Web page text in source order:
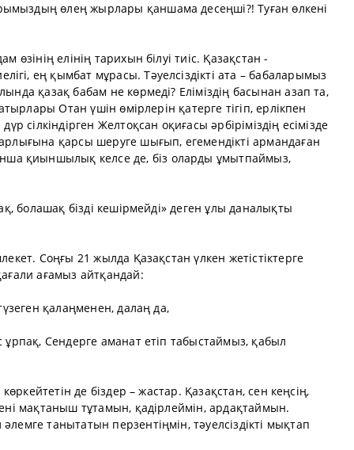
өлең жырлары қаншама десеңші?! Туған өлкені
өзінің елінің тарихын білуі тиіс. Қазақстан -
ең қымбат мұрасы. Тәуелсіздікті ата – бабаларымыз
қазақ бабам не көрмеді? Еліміздің басынан азап та,
Отан үшін өмірлерін қатерге тігіп, ерлікпен
сілкіндірген Желтоқсан оқиғасы әрбіріміздің есімізде
қарсы шеруге шығып, егемендікті армандаған
қиыншылық келсе де, біз оларды ұмытпаймыз,
болашақ бізді кешірмейді» деген ұлы даналықты
Соңғы 21 жылда Қазақстан үлкен жетістіктерге
ағамыз айтқандай:
қалаңменен, далаң да,
Сендерге аманат етіп табыстаймыз, қабыл
көркейтетін де біздер – жастар. Қазақстан, сен кеңсің,
мақтаныш тұтамын, қадірлеймін, ардақтаймын.
танытатын перзентіңмін, тәуелсіздікті мықтап